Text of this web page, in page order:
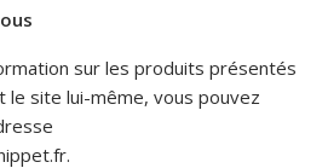
sur les produits présentés
le site lui-même, vous pouvez